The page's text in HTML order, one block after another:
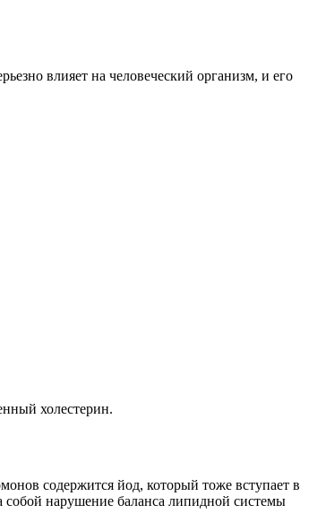
влияет на человеческий организм, и его
холестерин.
содержится йод, который тоже вступает в
нарушение баланса липидной системы